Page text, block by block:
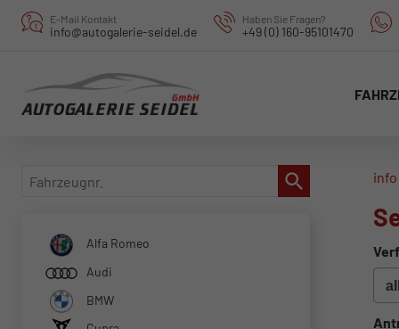
E-Mail Kontakt
info@autogalerie-seidel.de
Haben Sie Fragen?
+49 (0) 160-95101470
info
Fahrzeugnr.
Alfa Romeo
Audi
BMW